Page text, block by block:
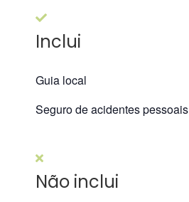
Inclui
Guia local
Seguro de acidentes pessoais
Não inclui